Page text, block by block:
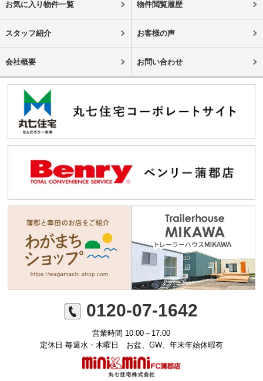
お気に入り物件一覧 物件閲覧履歴
スタッフ紹介 お客様の声
会社概要 お問い合わせ
0120-07-1642
営業時間 10:00～17:00
定休日 毎週水・木曜日 お盆、GW、年末年始休暇有